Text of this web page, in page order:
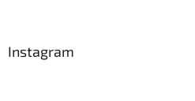
Instagram